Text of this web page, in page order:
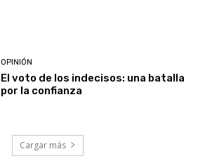
OPINIÓN
El voto de los indecisos: una batalla
por la confianza
Cargar más